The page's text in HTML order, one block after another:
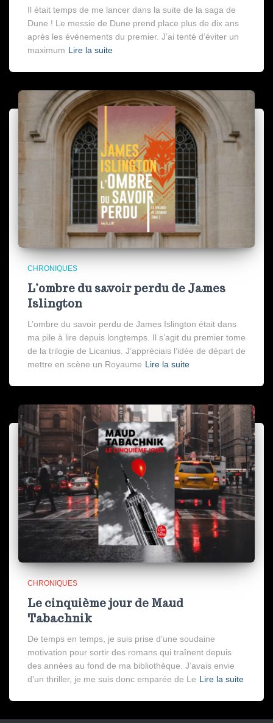
Il était temps de me lancer dans la suite de la saga de
Dune ! Le messie de Dune prend place plus de dix ans
après les événements du premier. J’ai tenté d’éviter un
maximum Lire la suite
CHRONIQUES
L’ombre du savoir perdu de James
Islington
L’ombre du savoir perdu de James Islington était dans
ma pile à lire depuis longtemps. Il s’agit du premier tome
de la trilogie de Licanius. J’appréciais l’idée de départ de
mettre en scène un Royaume Lire la suite
CHRONIQUES
Le cinquième jour de Maud
Tabachnik
De temps en temps, je suis prise d’une soudaine
motivation pour sortir des romans qui traînent depuis
des années au fond de ma bibliothèque. J’avais envie
d’un thriller, je me suis donc emparée de Le Lire la suite